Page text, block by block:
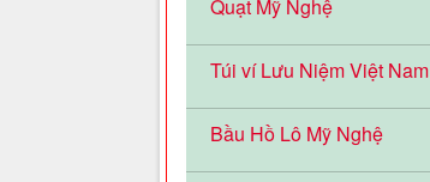
Quạt Mỹ Nghệ
Túi ví Lưu Niệm Việt Nam
Bầu Hồ Lô Mỹ Nghệ